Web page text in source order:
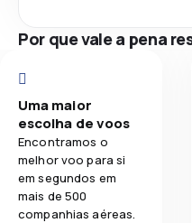
Por que vale a pena
Uma maior
escolha de voos
Encontramos o
melhor voo para si
em segundos em
mais de 500
companhias aéreas.